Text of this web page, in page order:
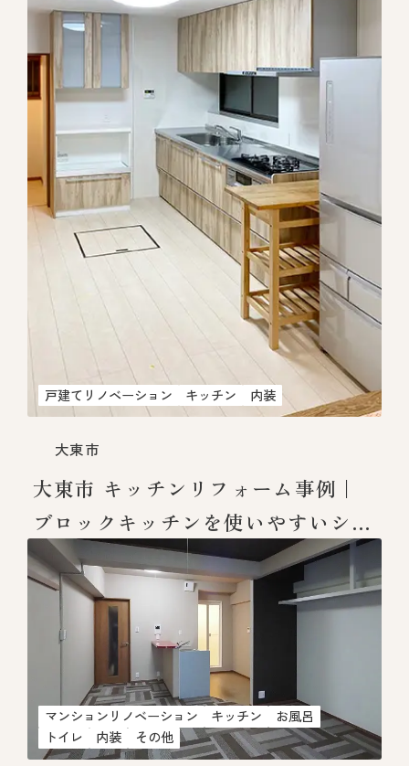
戸建てリノベーション キッチン 内装
大東市
大東市 キッチンリフォーム事例｜
ブロックキッチンを使いやすいシス
テムキッチンへ
マンションリノベーション キッチン
お風呂
トイレ
内装 その他